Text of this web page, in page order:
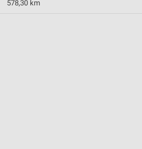
578,30 km
von Inhalten